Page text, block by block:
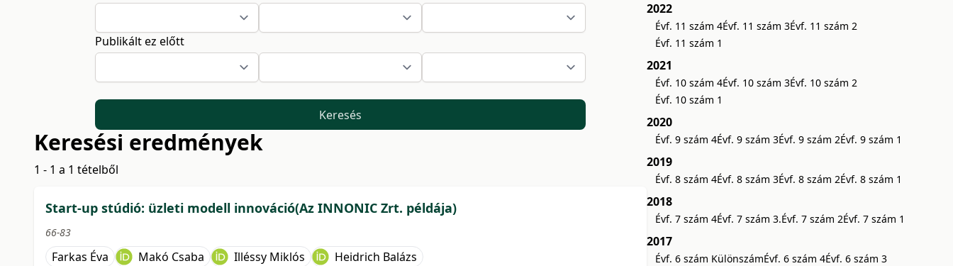
Publikált ez előtt
Keresés
Keresési eredmények
1 - 1 a 1 tételből
Start-up stúdió: üzleti modell innováció(Az INNONIC Zrt. példája)
66-83
Farkas Éva Makó Csaba Illéssy Miklós Heidrich Balázs
2022
Évf. 11 szám 4Évf. 11 szám 3Évf. 11 szám 2
Évf. 11 szám 1
2021
Évf. 10 szám 4Évf. 10 szám 3Évf. 10 szám 2
Évf. 10 szám 1
2020
Évf. 9 szám 4Évf. 9 szám 3Évf. 9 szám 2Évf. 9 szám 1
2019
Évf. 8 szám 4Évf. 8 szám 3Évf. 8 szám 2Évf. 8 szám 1
2018
Évf. 7 szám 4Évf. 7 szám 3.Évf. 7 szám 2Évf. 7 szám 1
2017
Évf. 6 szám KülönszámÉvf. 6 szám 4Évf. 6 szám 3